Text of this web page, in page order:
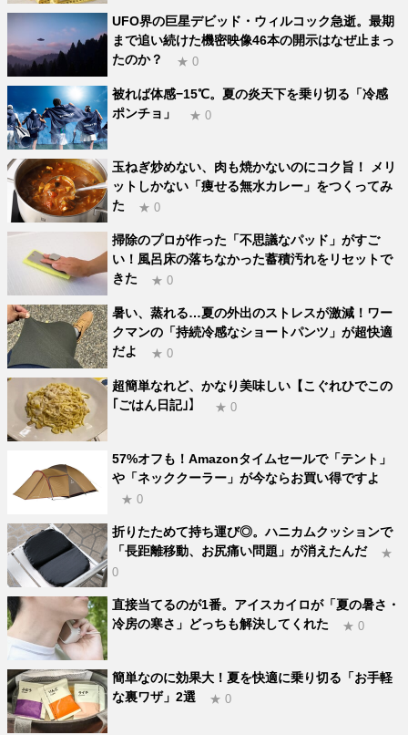
UFO界の巨星デビッド・ウィルコック急逝。最期
まで追い続けた機密映像46本の開示はなぜ止まっ
たのか？
★ 0
被れば体感−15℃。夏の炎天下を乗り切る「冷感
ポンチョ」
★ 0
玉ねぎ炒めない、肉も焼かないのにコク旨！ メリ
ットしかない「痩せる無水カレー」をつくってみ
た
★ 0
掃除のプロが作った「不思議なパッド」がすご
い！風呂床の落ちなかった蓄積汚れをリセットで
きた
★ 0
暑い、蒸れる…夏の外出のストレスが激減！ワー
クマンの「持続冷感なショートパンツ」が超快適
だよ
★ 0
超簡単なれど、かなり美味しい【こぐれひでこの
｢ごはん日記｣】
★ 0
57%オフも！Amazonタイムセールで「テント」
や「ネッククーラー」が今ならお買い得ですよ
★ 0
折りたためて持ち運び◎。ハニカムクッションで
「長距離移動、お尻痛い問題」が消えたんだ
★
0
直接当てるのが1番。アイスカイロが「夏の暑さ・
冷房の寒さ」どっちも解決してくれた
★ 0
簡単なのに効果大！夏を快適に乗り切る「お手軽
な裏ワザ」2選
★ 0